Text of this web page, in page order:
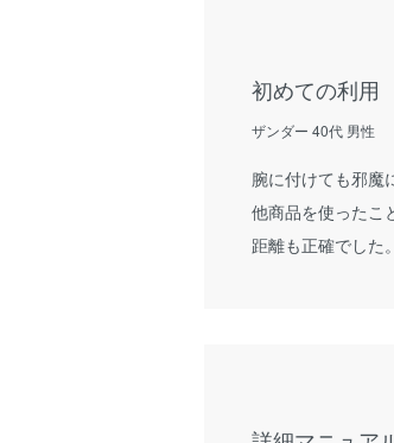
初めての利用
ザンダー 40代 男性
腕に付けても邪魔
他商品を使ったこ
距離も正確でした。